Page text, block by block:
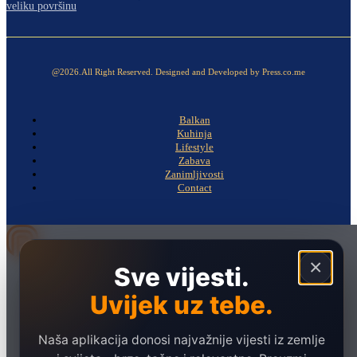
veliku površinu
@2026.All Right Reserved. Designed and Developed by Press.co.me
Balkan
Kuhinja
Lifestyle
Zabava
Zanimljivosti
Contact
×
Sve vijesti.
Uvijek uz tebe.
Naša aplikacija donosi najvažnije vijesti iz zemlje
Hronika